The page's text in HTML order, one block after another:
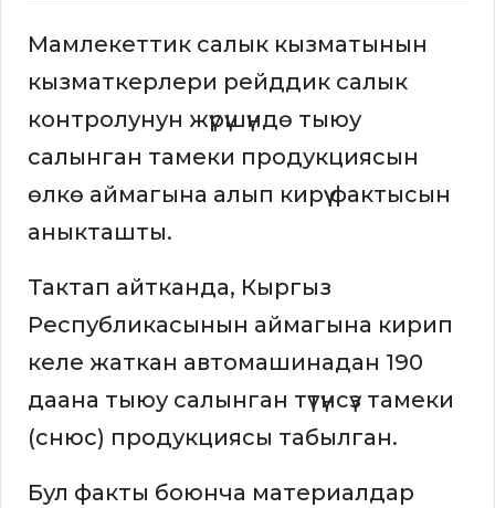
Мамлекеттик салык кызматынын
кызматкерлери рейддик салык
контролунун жүрүшүндө тыюу
салынган тамеки продукциясын
өлкө аймагына алып кирүү фактысын
аныкташты.
Тактап айтканда, Кыргыз
Республикасынын аймагына кирип
келе жаткан автомашинадан 190
даана тыюу салынган түтүнсүз тамеки
(снюс) продукциясы табылган.
Бул факты боюнча материалдар